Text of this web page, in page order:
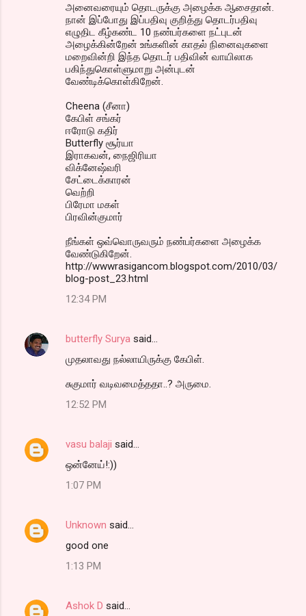
அனைவரையும் தொடருக்கு அழைக்க ஆசைதான்.
நான் இப்போது இப்பதிவு குறித்து தொடர்பதிவு
எழுதிட கீழ்கண்ட 10 நண்பர்களை நட்புடன்
அழைக்கின்றேன் உங்களின் காதல் நினைவுகளை
மறைவின்றி இந்த தொடர் பதிவின் வாயிலாக
பகிந்துகொள்ளுமாறு அன்புடன்
வேண்டிக்கொள்கிறேன்.
Cheena (சீனா)
கேபிள் சங்கர்
ஈரோடு கதிர்
Butterfly சூர்யா
இராகவன், நைஜிரியா
விக்னேஷ்வரி
சேட்டைக்காரன்
வெற்றி
பிரேமா மகள்
பிரவின்குமார்
நீங்கள் ஒவ்வொருவரும் நண்பர்களை அழைக்க
வேண்டுகிறேன்.
http://wwwrasigancom.blogspot.com/2010/03/
blog-post_23.html
12:34 PM
butterfly Surya said…
முதலாவது நல்லாயிருக்கு கேபிள்.
சுகுமார் வடிவமைத்ததா..? அருமை.
12:52 PM
vasu balaji said…
ஒன்னேய்!:))
1:07 PM
Unknown said…
good one
1:13 PM
Ashok D said…